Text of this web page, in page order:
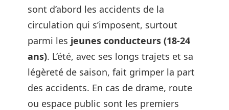
sont d’abord les accidents de la
circulation qui s’imposent, surtout
parmi les jeunes conducteurs (18-24
ans). L’été, avec ses longs trajets et sa
légèreté de saison, fait grimper la part
des accidents. En cas de drame, route
ou espace public sont les premiers